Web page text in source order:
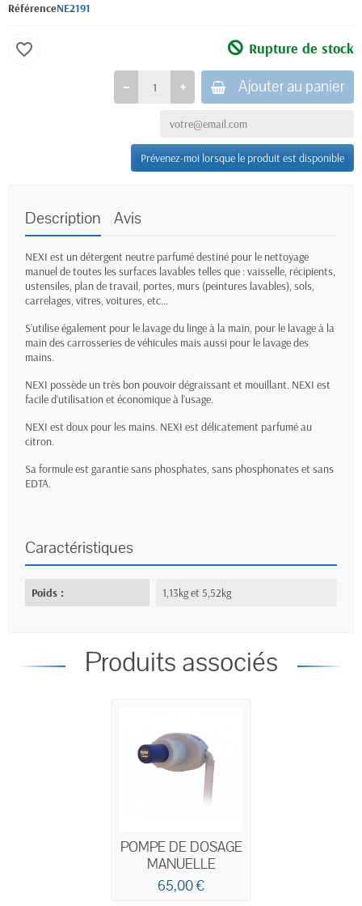
RéférenceNE2191
Rupture de stock
Ajouter au panier
favorite_border
Prévenez-moi lorsque le produit est disponible
Description Avis
NEXI est un détergent neutre parfumé destiné pour le nettoyage
manuel de toutes les surfaces lavables telles que : vaisselle, récipients,
ustensiles, plan de travail, portes, murs (peintures lavables), sols,
carrelages, vitres, voitures, etc…
S’utilise également pour le lavage du linge à la main, pour le lavage à la
main des carrosseries de véhicules mais aussi pour le lavage des
mains.
NEXI possède un très bon pouvoir dégraissant et mouillant. NEXI est
facile d’utilisation et économique à l’usage.
NEXI est doux pour les mains. NEXI est délicatement parfumé au
citron.
Sa formule est garantie sans phosphates, sans phosphonates et sans
EDTA.
Caractéristiques
Poids : 1,13kg et 5,52kg
Produits associés
POMPE DE DOSAGE
MANUELLE
65,00 €